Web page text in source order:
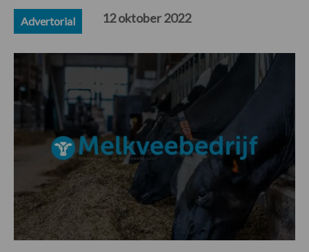
Advertorial 12 oktober 2022